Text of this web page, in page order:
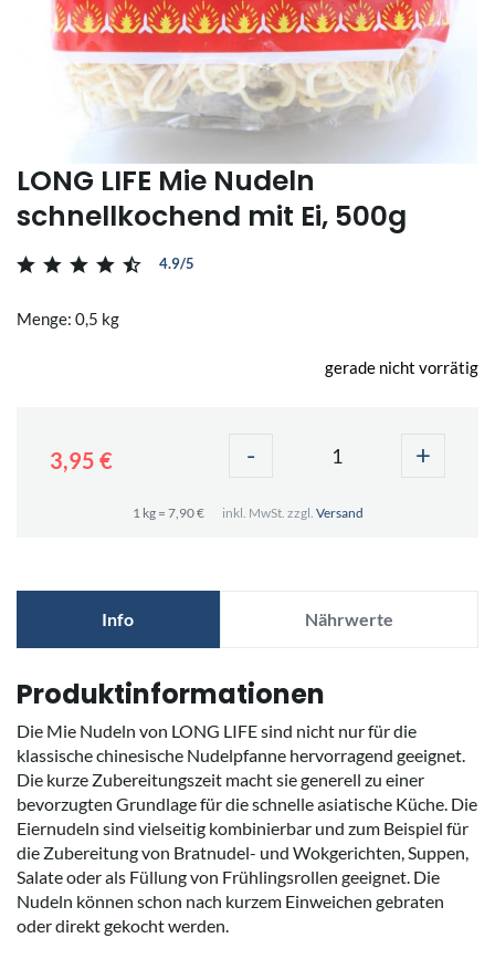
LONG LIFE Mie Nudeln
schnellkochend mit Ei, 500g
4.9/5
Menge: 0,5 kg
gerade nicht vorrätig
3,95 € - +
1 kg = 7,90 € inkl. MwSt. zzgl. Versand
Info Nährwerte
Produktinformationen
Die Mie Nudeln von LONG LIFE sind nicht nur für die
klassische chinesische Nudelpfanne hervorragend geeignet.
Die kurze Zubereitungszeit macht sie generell zu einer
bevorzugten Grundlage für die schnelle asiatische Küche. Die
Eiernudeln sind vielseitig kombinierbar und zum Beispiel für
die Zubereitung von Bratnudel- und Wokgerichten, Suppen,
Salate oder als Füllung von Frühlingsrollen geeignet. Die
Nudeln können schon nach kurzem Einweichen gebraten
oder direkt gekocht werden.